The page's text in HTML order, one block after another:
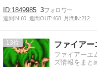
1849985 3
週間IN:60 週間OUT:468 月間IN:212
13
ファイアーエ
ズ情報をまと